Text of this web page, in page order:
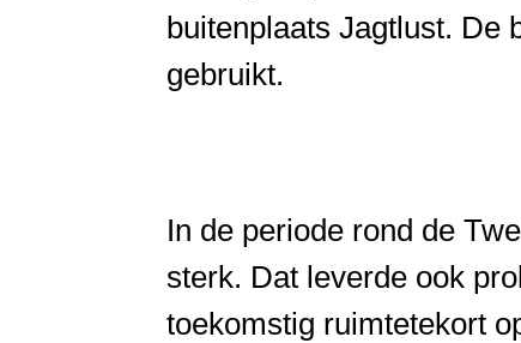
buitenplaats Jagtlust. De
gebruikt.
In de periode rond de
sterk. Dat leverde ook
toekomstig ruimtetekort